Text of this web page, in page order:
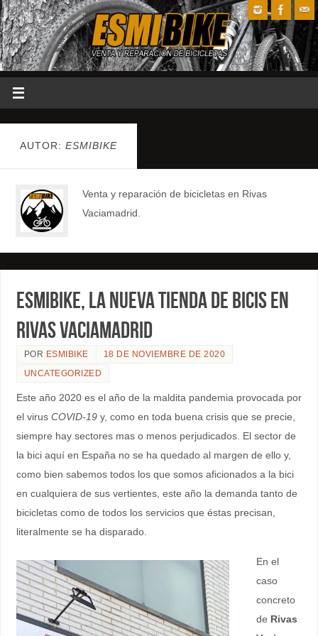
AUTOR: ESMIBIKE
Venta y reparación de bicicletas en Rivas
Vaciamadrid.
ESMIBIKE, la nueva tienda de bicis en
Rivas Vaciamadrid
POR ESMIBIKE
18 DE NOVIEMBRE DE 2020
UNCATEGORIZED
Este año 2020 es el año de la maldita pandemia provocada por
el virus COVID-19y, como en toda buena crisis que se precie,
siempre hay sectores mas o menos perjudicados. El sector de
la bici aquí en España no se ha quedado al margen de ello y,
como bien sabemos todos los que somos aficionados a la bici
en cualquiera de sus vertientes, este año la demanda tanto de
bicicletas como de todos los servicios que éstas precisan,
literalmente se ha disparado.
En el
caso
concreto
de Rivas